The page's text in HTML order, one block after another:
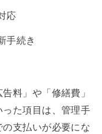
応
手続き
料」や「修繕費」
った項目は、管理手
支払いが必要にな